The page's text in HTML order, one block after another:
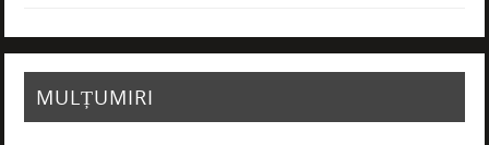
MULȚUMIRI